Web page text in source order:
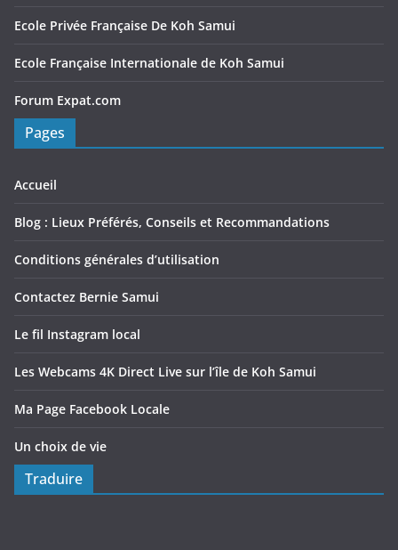
Ecole Privée Française De Koh Samui
Ecole Française Internationale de Koh Samui
Forum Expat.com
Pages
Accueil
Blog : Lieux Préférés, Conseils et Recommandations
Conditions générales d’utilisation
Contactez Bernie Samui
Le fil Instagram local
Les Webcams 4K Direct Live sur l’île de Koh Samui
Ma Page Facebook Locale
Un choix de vie
Traduire